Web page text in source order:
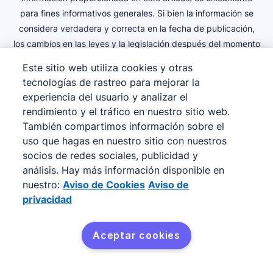
en la generación de informes automatizados.
Las amplias opciones de personalización de Pipedrive
lo convierten en una herramienta esencial para las
agencias de seguros con un embudo complejo.
Con las funciones como los campos personalizados
para registrar el tipo de póliza y el monto de la prima,
hasta el historial de comunicaciones con el cliente para
que puedas revisar las interacciones con clientes
potenciales, Pipedrive les simplifica el mantener y
obtener resultados a los agentes de seguros.
para fines informativos generales. Si bien la información se
considera verdadera y correcta en la fecha de publicación,
los cambios en las leyes y la legislación después del momento
información. La información puede cambiar sin previo aviso y
Pipedrive no es responsable de ninguna manera por la
exactitud de cualquier información impresa y almacenada o
interpretada y utilizada de alguna manera por un usuario. No
debe actuar ni abstenerte de actuar sobre la base de la
información incluida en este artículo sin buscar asesoramiento
legal u otro tipo de asesoramiento profesional.
¡Dedica menos tiempo a las
tareas administrativas y más
Pruébalo gratis
Este sitio web utiliza cookies y otras
tecnologías de rastreo para mejorar la
experiencia del usuario y analizar el
rendimiento y el tráfico en nuestro sitio web.
También compartimos información sobre el
uso que hagas en nuestro sitio con nuestros
socios de redes sociales, publicidad y
análisis. Hay más información disponible en
nuestro: Aviso de Cookies Aviso de
privacidad
Aceptar cookies